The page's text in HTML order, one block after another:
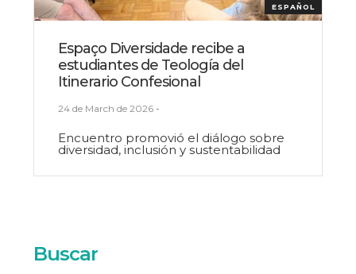
ESPAÑOL
Espaço Diversidade recibe a
estudiantes de Teología del
Itinerario Confesional
24 de March de 2026 -
Encuentro promovió el diálogo sobre
diversidad, inclusión y sustentabilidad
Buscar